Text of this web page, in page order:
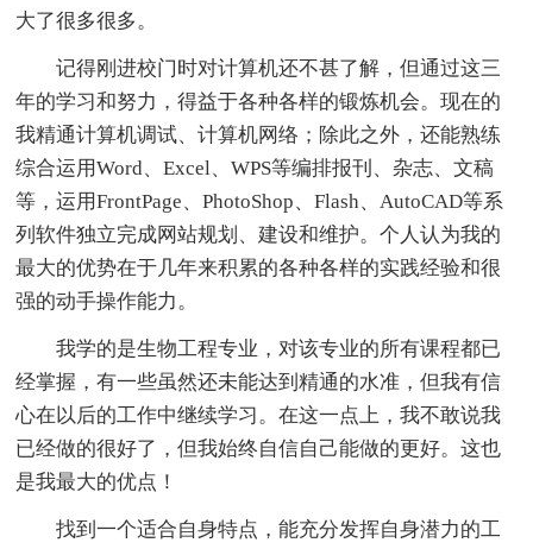
大了很多很多。
记得刚进校门时对计算机还不甚了解，但通过这三
年的学习和努力，得益于各种各样的锻炼机会。现在的
我精通计算机调试、计算机网络；除此之外，还能熟练
综合运用Word、Excel、WPS等编排报刊、杂志、文稿
等，运用FrontPage、PhotoShop、Flash、AutoCAD等系
列软件独立完成网站规划、建设和维护。个人认为我的
最大的优势在于几年来积累的各种各样的实践经验和很
强的动手操作能力。
我学的是生物工程专业，对该专业的所有课程都已
经掌握，有一些虽然还未能达到精通的水准，但我有信
心在以后的工作中继续学习。在这一点上，我不敢说我
已经做的很好了，但我始终自信自己能做的更好。这也
是我最大的优点！
找到一个适合自身特点，能充分发挥自身潜力的工